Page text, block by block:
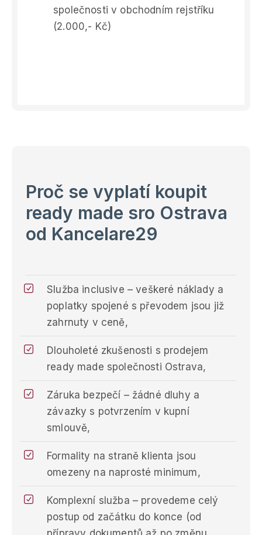
společnosti v obchodním rejstříku
(2.000,- Kč)
Proč se vyplatí koupit
ready made sro Ostrava
od Kancelare29
Služba inclusive – veškeré náklady a
poplatky spojené s převodem jsou již
zahrnuty v ceně,
Dlouholeté zkušenosti s prodejem
ready made společnosti Ostrava,
Záruka bezpečí – žádné dluhy a
závazky s potvrzením v kupní
smlouvě,
Formality na straně klienta jsou
omezeny na naprosté minimum,
Komplexní služba – provedeme celý
postup od začátku do konce (od